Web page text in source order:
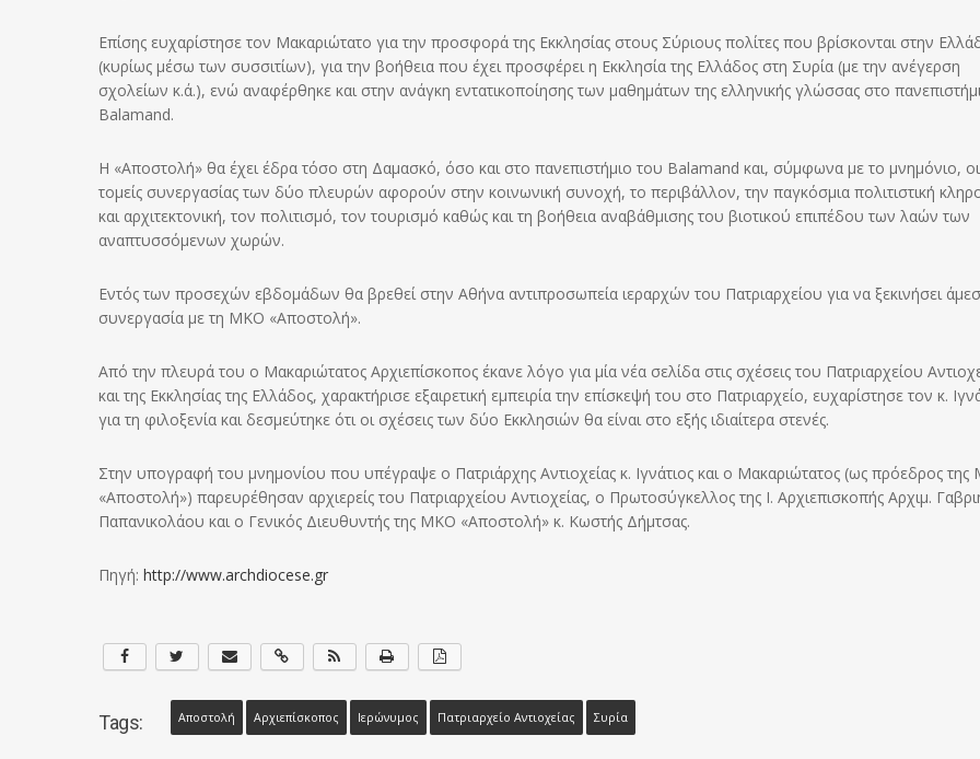
Επίσης ευχαρίστησε τον Μακαριώτατο για την προσφορά της Εκκλησίας στους Σύριους πολίτες που βρίσκονται στην
(κυρίως μέσω των συσσιτίων), για την βοήθεια που έχει προσφέρει η Εκκλησία της Ελλάδος στη Συρία (με την ανέγερση
σχολείων κ.ά.), ενώ αναφέρθηκε και στην ανάγκη εντατικοποίησης των μαθημάτων της ελληνικής γλώσσας στο
Balamand.
Η «Αποστολή» θα έχει έδρα τόσο στη Δαμασκό, όσο και στο πανεπιστήμιο του Balamand και, σύμφωνα με το μνημόνιο, οι
τομείς συνεργασίας των δύο πλευρών αφορούν στην κοινωνική συνοχή, το περιβάλλον, την παγκόσμια πολιτιστική
και αρχιτεκτονική, τον πολιτισμό, τον τουρισμό καθώς και τη βοήθεια αναβάθμισης του βιοτικού επιπέδου των λαών των
αναπτυσσόμενων χωρών.
Εντός των προσεχών εβδομάδων θα βρεθεί στην Αθήνα αντιπροσωπεία ιεραρχών του Πατριαρχείου για να ξεκινήσει
συνεργασία με τη ΜΚΟ «Αποστολή».
Από την πλευρά του ο Μακαριώτατος Αρχιεπίσκοπος έκανε λόγο για μία νέα σελίδα στις σχέσεις του Πατριαρχείου
και της Εκκλησίας της Ελλάδος, χαρακτήρισε εξαιρετική εμπειρία την επίσκεψή του στο Πατριαρχείο, ευχαρίστησε τον κ.
για τη φιλοξενία και δεσμεύτηκε ότι οι σχέσεις των δύο Εκκλησιών θα είναι στο εξής ιδιαίτερα στενές.
Στην υπογραφή του μνημονίου που υπέγραψε ο Πατριάρχης Αντιοχείας κ. Ιγνάτιος και ο Μακαριώτατος (ως πρόεδρος
«Αποστολή») παρευρέθησαν αρχιερείς του Πατριαρχείου Αντιοχείας, ο Πρωτοσύγκελλος της Ι. Αρχιεπισκοπής Αρχιμ.
Παπανικολάου και ο Γενικός Διευθυντής της ΜΚΟ «Αποστολή» κ. Κωστής Δήμτσας.
Πηγή: http://www.archdiocese.gr
Tags: Αποστολή Αρχιεπίσκοπος Ιερώνυμος Πατριαρχείο Αντιοχείας Συρία